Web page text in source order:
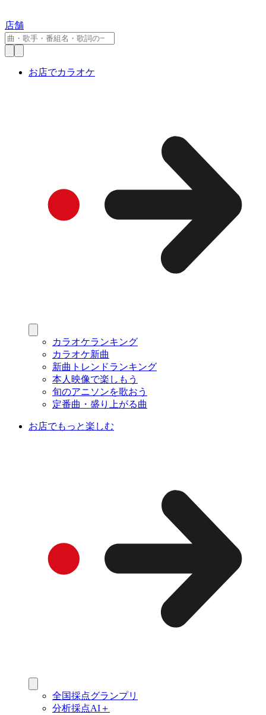
店舗
お店でカラオケ
カラオケランキング
カラオケ新曲
新曲トレンドランキング
本人映像で楽しもう
旬のアニソンを歌おう
定番曲・盛り上がる曲
お店でもっと楽しむ
全国採点グランプリ
分析採点AI＋